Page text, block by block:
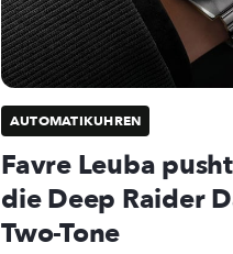
AUTOMATIKUHREN
Favre Leuba
die Deep Raider
Two-Tone